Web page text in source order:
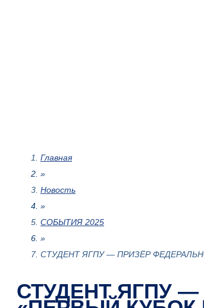
Главная
»
Новость
»
СОБЫТИЯ 2025
»
СТУДЕНТ ЯГПУ — ПРИЗЁР
СТУДЕНТ ЯГПУ